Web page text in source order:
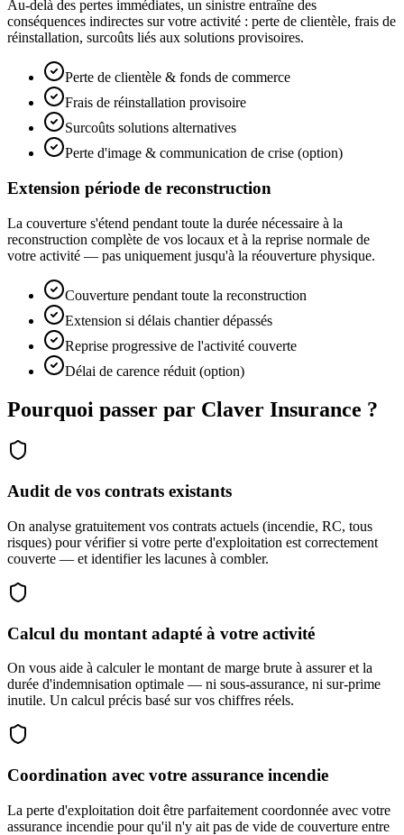
Au-delà des pertes immédiates, un sinistre entraîne des
conséquences indirectes sur votre activité : perte de clientèle, frais de
réinstallation, surcoûts liés aux solutions provisoires.
Perte de clientèle & fonds de commerce
Frais de réinstallation provisoire
Surcoûts solutions alternatives
Perte d'image & communication de crise (option)
Extension période de reconstruction
La couverture s'étend pendant toute la durée nécessaire à la
reconstruction complète de vos locaux et à la reprise normale de
votre activité — pas uniquement jusqu'à la réouverture physique.
Couverture pendant toute la reconstruction
Extension si délais chantier dépassés
Reprise progressive de l'activité couverte
Délai de carence réduit (option)
Pourquoi passer par Claver Insurance ?
Audit de vos contrats existants
On analyse gratuitement vos contrats actuels (incendie, RC, tous
risques) pour vérifier si votre perte d'exploitation est correctement
couverte — et identifier les lacunes à combler.
Calcul du montant adapté à votre activité
On vous aide à calculer le montant de marge brute à assurer et la
durée d'indemnisation optimale — ni sous-assurance, ni sur-prime
inutile. Un calcul précis basé sur vos chiffres réels.
Coordination avec votre assurance incendie
La perte d'exploitation doit être parfaitement coordonnée avec votre
assurance incendie pour qu'il n'y ait pas de vide de couverture entre